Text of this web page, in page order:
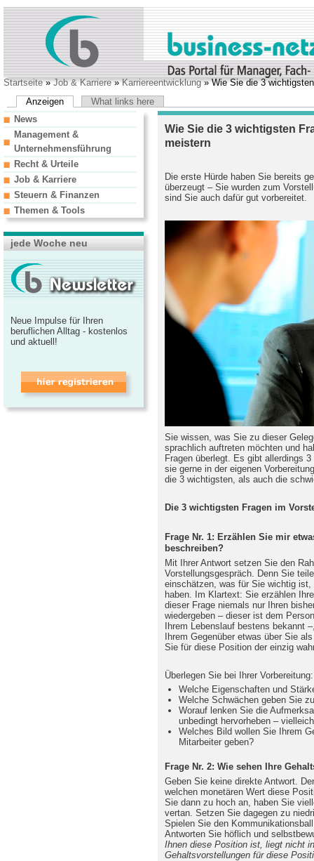
Startseite»Job & Karriere»Karriereentwicklung» Wie Sie die 3
Anzeigen
What links here
Wie Sie die 3 wichtigsten
meistern
Die erste Hürde haben Sie bereits
überzeugt – Sie wurden zum
sind Sie auch dafür gut vorbereitet.
Sie wissen, was Sie zu dieser
sprachlich auftreten möchten und
Fragen überlegt. Es gibt allerdings
sie gerne in der eigenen
die 3 wichtigsten, als auch die
Die 3 wichtigsten Fragen im
Frage Nr. 1: Erzählen Sie mir
beschreiben?
Mit Ihrer Antwort setzen Sie den
Vorstellungsgespräch. Denn Sie
einschätzen, was für Sie wichtig
haben. Im Klartext: Sie erzählen
dieser Frage niemals nur Ihren
wiedergeben – dieser ist dem
Ihrem Lebenslauf bestens bekannt
Ihrem Gegenüber etwas über Sie
Sie für diese Position der einzig
Überlegen Sie bei Ihrer Vorbereitung:
Welche Eigenschaften und
Welche Schwächen geben Sie
Worauf lenken Sie die
unbedingt hervorheben –
Welches Bild wollen Sie Ihrem
Mitarbeiter geben?
Frage Nr. 2: Wie sehen Ihre
Geben Sie keine direkte Antwort.
welchen monetären Wert diese
Sie dann zu hoch an, haben Sie
vertan. Setzen Sie dagegen zu
Spielen Sie den
Antworten Sie höflich und
Ihnen diese Position ist, liegt nicht
Gehaltsvorstellungen für diese
News
Management &
Unternehmensführung
Recht & Urteile
Job & Karriere
Steuern & Finanzen
Themen & Tools
jede Woche neu
Neue Impulse für Ihren
beruflichen Alltag - kostenlos
und aktuell!